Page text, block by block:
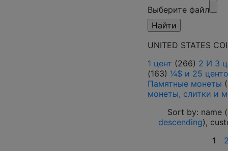
Выберите файл
UNITED STATES
1 цент (266) 2 И 3
(163) ¼$ и 25
Памятные монеты
монеты, слитки и
Sort by: name (
descending),
1